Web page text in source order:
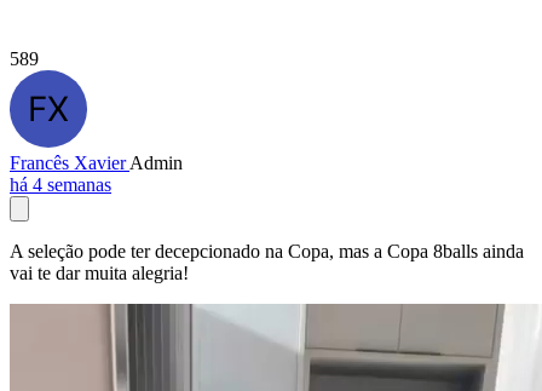
589
Francês XavierAdmin
há 4 semanas
A seleção pode ter decepcionado na Copa, mas a Copa 8balls ainda
vai te dar muita alegria!